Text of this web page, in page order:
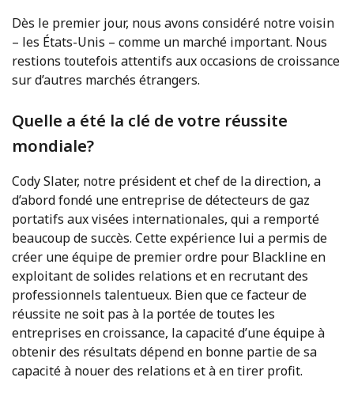
Dès le premier jour, nous avons considéré notre voisin
– les États-Unis – comme un marché important. Nous
restions toutefois attentifs aux occasions de croissance
sur d’autres marchés étrangers.
Quelle a été la clé de votre réussite
mondiale?
Cody Slater, notre président et chef de la direction, a
d’abord fondé une entreprise de détecteurs de gaz
portatifs aux visées internationales, qui a remporté
beaucoup de succès. Cette expérience lui a permis de
créer une équipe de premier ordre pour Blackline en
exploitant de solides relations et en recrutant des
professionnels talentueux. Bien que ce facteur de
réussite ne soit pas à la portée de toutes les
entreprises en croissance, la capacité d’une équipe à
obtenir des résultats dépend en bonne partie de sa
capacité à nouer des relations et à en tirer profit.